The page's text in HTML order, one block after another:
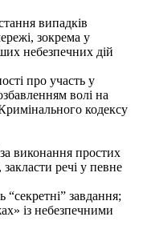
випадків
зокрема у
небезпечних дій
про участь у
волі на
кодексу
виконання простих
речі у певне
завдання;
із небезпечними